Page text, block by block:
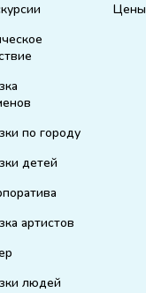
по городу
детей
артистов
людей
Цены